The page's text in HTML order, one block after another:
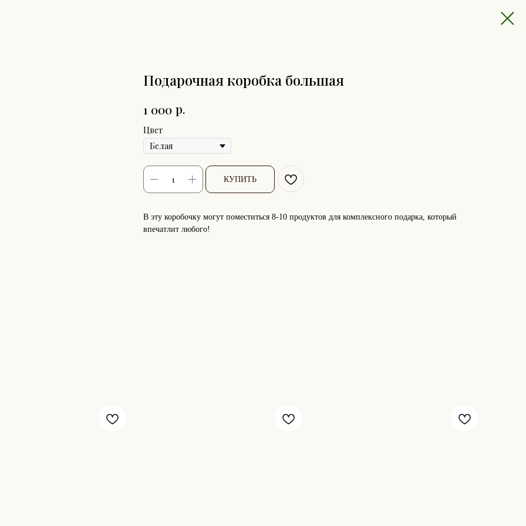
Подарочная коробка большая
1 000 р.
Цвет
КУПИТЬ
В эту коробочку могут поместиться 8-10 продуктов для комплексного подарка, который
впечатлит любого!